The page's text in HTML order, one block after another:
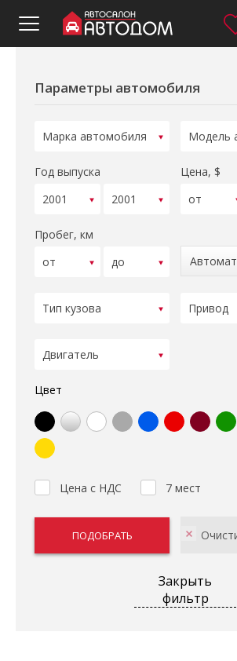
Параметры автомобиля
Год выпуска Цена, $
Пробег, км
Автомат
Цвет
Цена с НДС 7 мест
Закрыть
фильтр